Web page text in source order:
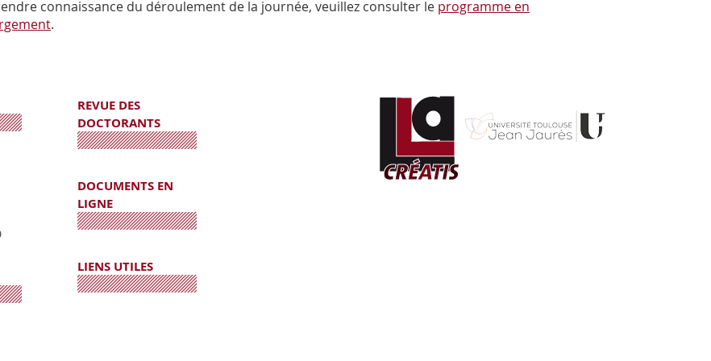
connaissance du déroulement de la journée, veuillez consulter le programme en
.
REVUE DES
DOCTORANTS
DOCUMENTS EN
LIGNE
LIENS UTILES